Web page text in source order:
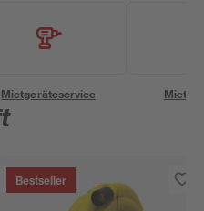
Mietgeräteservice
Bestseller